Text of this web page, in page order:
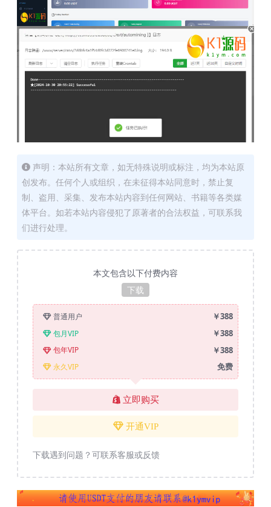
声明：本站所有文章，如无特殊说明或标注，均为本站原
创发布。任何个人或组织，在未征得本站同意时，禁止复
制、盗用、采集、发布本站内容到任何网站、书籍等各类媒
体平台。如若本站内容侵犯了原著者的合法权益，可联系我
们进行处理。
本文包含以下付费内容
下载
普通用户 ￥388
包月VIP ￥388
包年VIP ￥388
永久VIP 免费
立即购买
开通VIP
下载遇到问题？可联系客服或反馈